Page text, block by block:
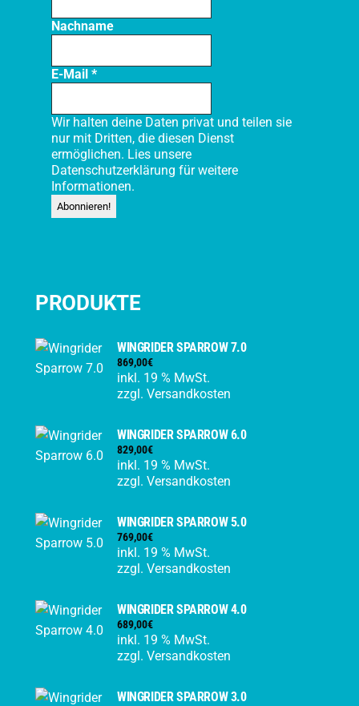
Nachname
E-Mail *
Wir halten deine Daten privat und teilen sie
nur mit Dritten, die diesen Dienst
ermöglichen. Lies unsere
Datenschutzerklärung für weitere
Informationen.
PRODUKTE
WINGRIDER SPARROW 7.0
869,00€
inkl. 19 % MwSt.
zzgl. Versandkosten
WINGRIDER SPARROW 6.0
829,00€
inkl. 19 % MwSt.
zzgl. Versandkosten
WINGRIDER SPARROW 5.0
769,00€
inkl. 19 % MwSt.
zzgl. Versandkosten
WINGRIDER SPARROW 4.0
689,00€
inkl. 19 % MwSt.
zzgl. Versandkosten
WINGRIDER SPARROW 3.0